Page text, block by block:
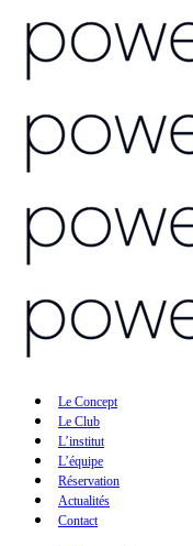
Le Concept
Le Club
L’institut
L’équipe
Réservation
Actualités
Contact